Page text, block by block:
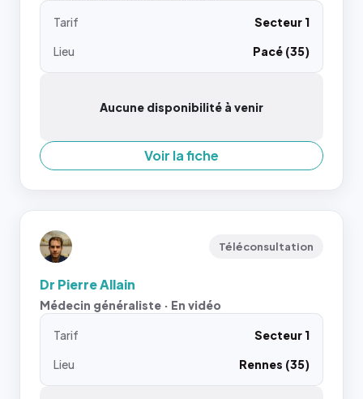
Tarif
Secteur 1
Lieu
Pacé (35)
Aucune disponibilité à venir
Voir la fiche
Téléconsultation
Dr Pierre Allain
Médecin généraliste · En vidéo
Tarif
Secteur 1
Lieu
Rennes (35)